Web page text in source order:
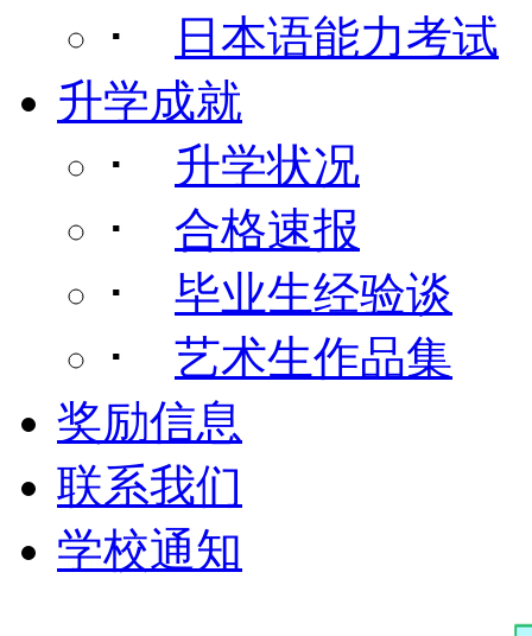
･
日本语能力考试
升学成就
･ 升学状况
･ 合格速报
･ 毕业生经验谈
･ 艺术生作品集
奖励信息
联系我们
学校通知